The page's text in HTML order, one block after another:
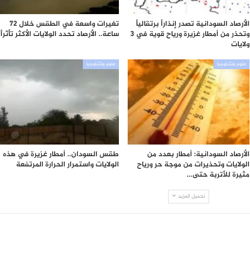
الأرصاد السودانية تصدر إنذاراً برتقالياً
وتحذر من أمطار غزيرة ورياح قوية في 3
ولايات
تغيرات واسعة في الطقس خلال 72
ساعة.. الأرصاد تحدد الولايات الأكثر تأثراً
علوم وتكنلوجيا
الأرصاد السودانية: أمطار بعدد من
الولايات وتحذيرات من موجة حر ورياح
مثيرة للأتربة حتى…
علوم وتكنلوجيا
طقس السودان.. أمطار غزيرة في هذه
الولايات واستمرار الحرارة المرتفعة
تحميل المزيد